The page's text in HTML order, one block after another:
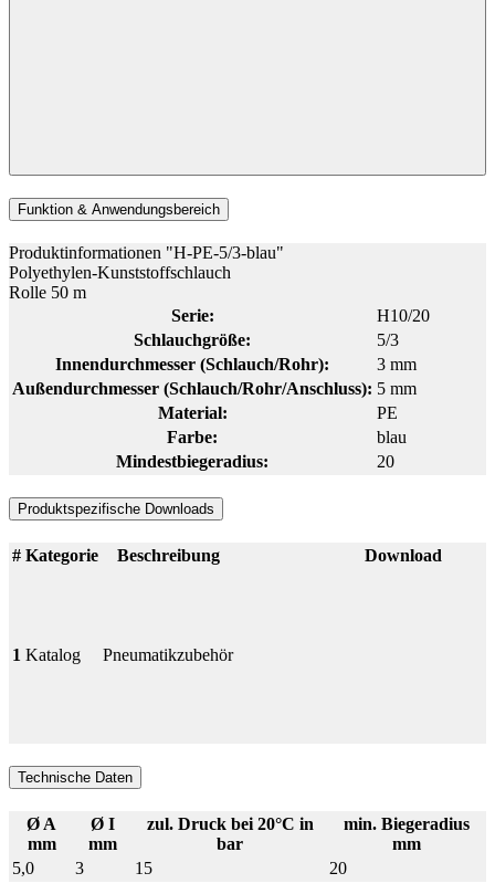
Funktion & Anwendungsbereich
Produktinformationen "H-PE-5/3-blau"
Polyethylen-Kunststoffschlauch
Rolle 50 m
Serie:
H10/20
Schlauchgröße:
5/3
Innendurchmesser (Schlauch/Rohr):
3 mm
Außendurchmesser (Schlauch/Rohr/Anschluss): 5 mm
Material:
PE
Farbe:
blau
Mindestbiegeradius:
20
Produktspezifische Downloads
# Kategorie Beschreibung Download
1 Katalog Pneumatikzubehör
Technische Daten
Ø A
mm
Ø I
mm
zul. Druck bei 20°C in
bar
min. Biegeradius
mm
5,0
3 15 20